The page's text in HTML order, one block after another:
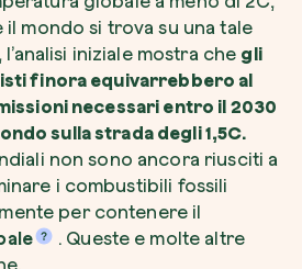
il mondo si trova su una tale
iniziale mostra che gli
finora equivarrebbero al
necessari entro il 2030
sulla strada degli 1,5C.
non sono ancora riusciti a
i combustibili fossili
per contenere il
. Queste e molte altre